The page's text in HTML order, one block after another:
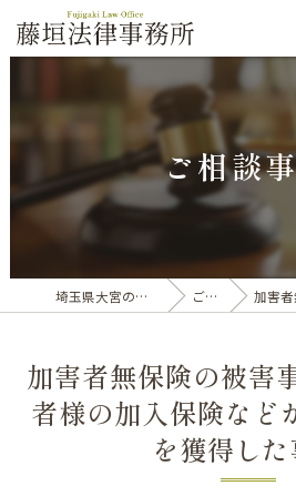
ご相談
埼玉県大宮の弁護士なら藤垣法律事務所 ご相談事例 加害者無保険の
加害者無保険の被害
者様の加入保険など
を獲得し